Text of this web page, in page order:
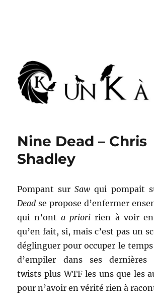
Nine Dead – Chris
Shadley
Pompant surSawqui pompait
Dead se propose d’enfermer
qui n’ont a priori rien à voir
qu’en fait, si, mais c’est pas un
déglinguer pour occuper le
d’empiler dans ses dernières
twists plus WTF les uns que les
pour n’avoir en vérité rien à